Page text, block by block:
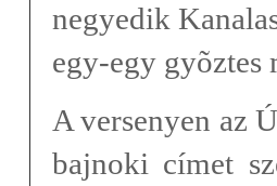
negyedik
egy-egy gyõztes
A versenyen az
bajnoki címet